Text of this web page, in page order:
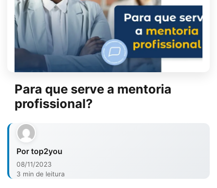
Para que serve a mentoria
profissional?
Por top2you
08/11/2023
3 min de leitura